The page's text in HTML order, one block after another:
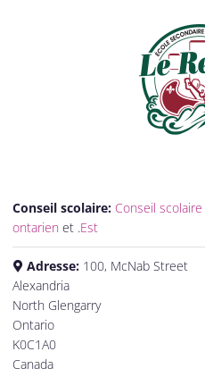
Conseil scolaire: Conseil
ontarien et .Est
Adresse: 100, McNab Street
Alexandria
North Glengarry
Ontario
K0C1A0
Canada